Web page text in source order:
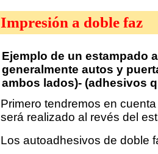
Impresión a doble faz
Ejemplo de un estampado
generalmente autos y
ambos lados)- (adhesivos
Primero tendremos en
será realizado al revés del
Los autoadhesivos de doble